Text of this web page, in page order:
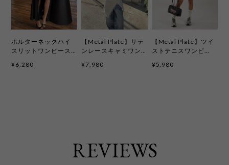
ホルターネックハイ
スリットワンピース
¥6,280
【Metal Plate】サテ
ンレースキャミワン
¥7,980
【Metal Plate】ツイ
ストテニスワンピ
kcd4093
¥5,980
REVIEWS